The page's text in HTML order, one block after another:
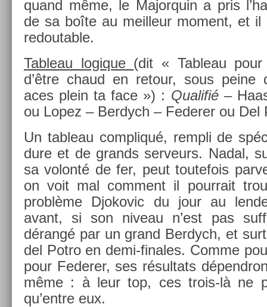
quand même, le Major­quin a pris
de sa boîte au meil­leur mo­ment, et il
re­dout­able.
Tab­leau logique (dit « Tab­leau pour
d’être chaud en re­tour, sous peine
aces plein ta face ») : Qualifié–
ou Lopez – Be­rdych – Feder­er ou Del
Un tab­leau com­pliqué, re­mpli de
dure et de grands ser­veurs. Nadal,
sa volonté de fer, peut toutefois
on voit mal com­ment il pour­rait
problème Djokovic du jour au
avant, si son niveau n’est pas
dérangé par un grand Be­rdych, et
del Potro en demi-finales. Comme
pour Feder­er, ses résul­tats
même : à leur top, ces trois-là ne
qu’entre eux.